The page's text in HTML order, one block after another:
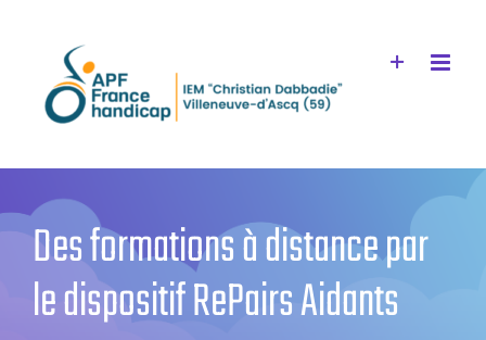
contenu
Des formations à distance par
le dispositif RePairs Aidants